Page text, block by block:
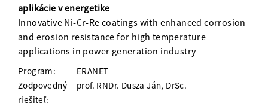
aplikácie v energetike
Innovative Ni-Cr-Re coatings with enhanced corrosion
and erosion resistance for high temperature
applications in power generation industry
Program:
ERANET
Zodpovedný
riešiteľ:
prof. RNDr. Dusza Ján, DrSc.